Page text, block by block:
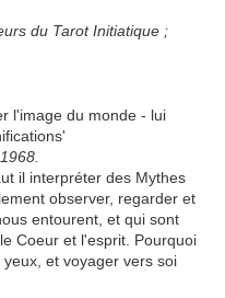
du Tarot Initiatique ;
l'image du monde - lui
il interpréter des Mythes
observer, regarder et
entourent, et qui sont
Coeur et l'esprit. Pourquoi
et voyager vers soi